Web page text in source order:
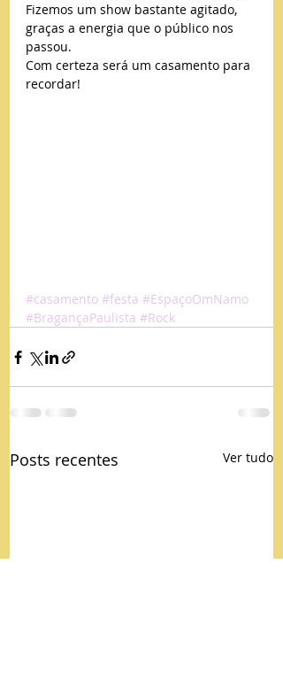
Fizemos um show bastante agitado,
graças a energia que o público nos
passou.
Com certeza será um casamento para
recordar!
#casamento #festa #EspaçoOmNamo
#BragançaPaulista #Rock
Posts recentes Ver tudo